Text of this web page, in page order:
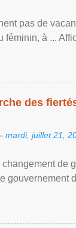
pas de
féminin, à ...
des
mardi, juillet 21,
de
gouvernement